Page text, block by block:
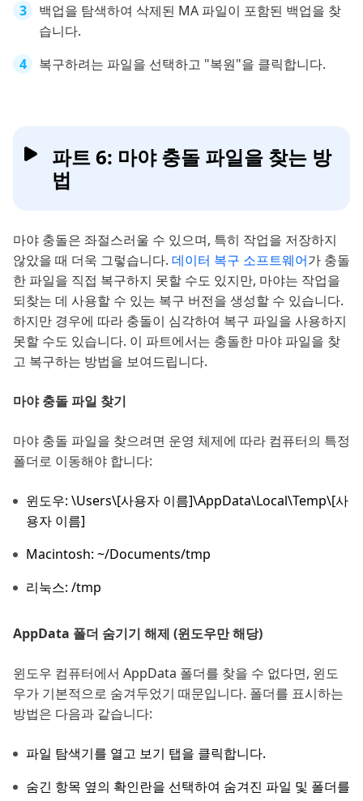
백업을 탐색하여 삭제된 MA 파일이 포함된 백업을 찾
습니다.
복구하려는 파일을 선택하고 "복원"을 클릭합니다.
파트 6: 마야 충돌 파일을 찾는 방
법
마야 충돌은 좌절스러울 수 있으며, 특히 작업을 저장하지
않았을 때 더욱 그렇습니다. 데이터 복구 소프트웨어가 충돌
한 파일을 직접 복구하지 못할 수도 있지만, 마야는 작업을
되찾는 데 사용할 수 있는 복구 버전을 생성할 수 있습니다.
하지만 경우에 따라 충돌이 심각하여 복구 파일을 사용하지
못할 수도 있습니다. 이 파트에서는 충돌한 마야 파일을 찾
고 복구하는 방법을 보여드립니다.
마야 충돌 파일 찾기
마야 충돌 파일을 찾으려면 운영 체제에 따라 컴퓨터의 특정
폴더로 이동해야 합니다:
윈도우: \Users\[사용자 이름]\AppData\Local\Temp\[사
용자 이름]
Macintosh: ~/Documents/tmp
리눅스: /tmp
AppData 폴더 숨기기 해제 (윈도우만 해당)
윈도우 컴퓨터에서 AppData 폴더를 찾을 수 없다면, 윈도
우가 기본적으로 숨겨두었기 때문입니다. 폴더를 표시하는
방법은 다음과 같습니다:
파일 탐색기를 열고 보기 탭을 클릭합니다.
숨긴 항목 옆의 확인란을 선택하여 숨겨진 파일 및 폴더를